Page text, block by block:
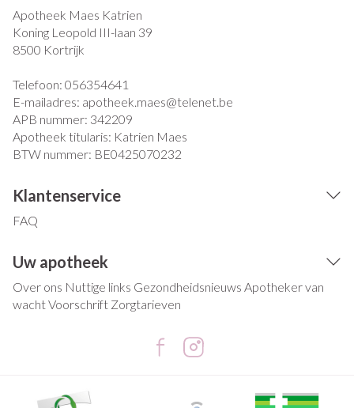
Apotheek Maes Katrien
Koning Leopold III-laan 39
8500 Kortrijk
Telefoon: 056354641
E-mailadres: apotheek.maes@telenet.be
APB nummer: 342209
Apotheek titularis: Katrien Maes
BTW nummer: BE0425070232
Klantenservice
FAQ
Uw apotheek
Over ons Nuttige links Gezondheidsnieuws Apotheker van
wachtVoorschrift Zorgtarieven